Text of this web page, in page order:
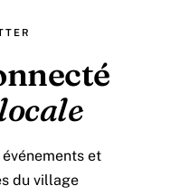
et
du village